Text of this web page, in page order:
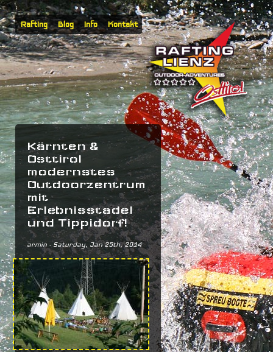
Rafting Blog Info Kontakt
Kärnten &
Osttirol
modernstes
Outdoorzentrum
mit
Erlebnisstadel
und Tippidorf!
armin- Saturday, Jan 25th, 2014